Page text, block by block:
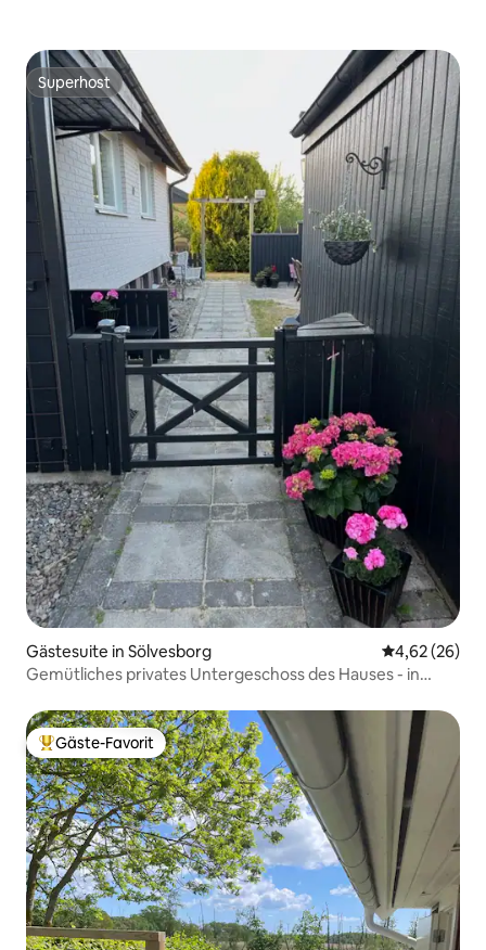
Superhost
Superhost
Gästesuite in Sölvesborg
4,62 (26)
Gemütliches privates Untergeschoss des Hauses - in
Beliebter Gäste-Favorit.
Gäste-Favorit